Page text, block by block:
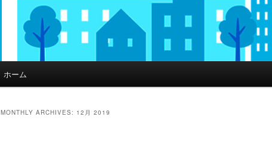
Skip to primary content
Skip to secondary content
ホーム
MONTHLY ARCHIVES: 12月 2019